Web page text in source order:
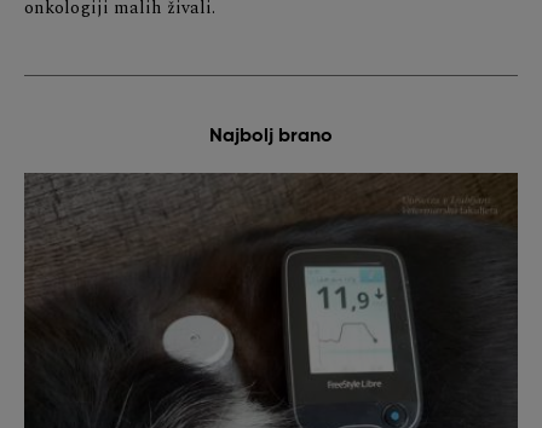
onkologiji malih živali.
Najbolj brano